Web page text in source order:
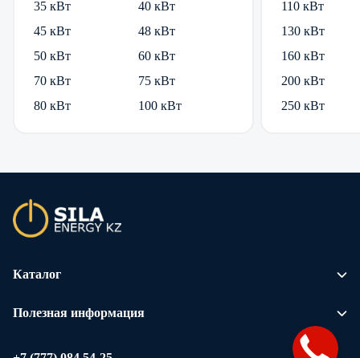
35 кВт
40 кВт
45 кВт
48 кВт
50 кВт
60 кВт
70 кВт
75 кВт
80 кВт
100 кВт
110 кВт
130 кВт
160 кВт
200 кВт
250 кВт
Каталог
Полезная информация